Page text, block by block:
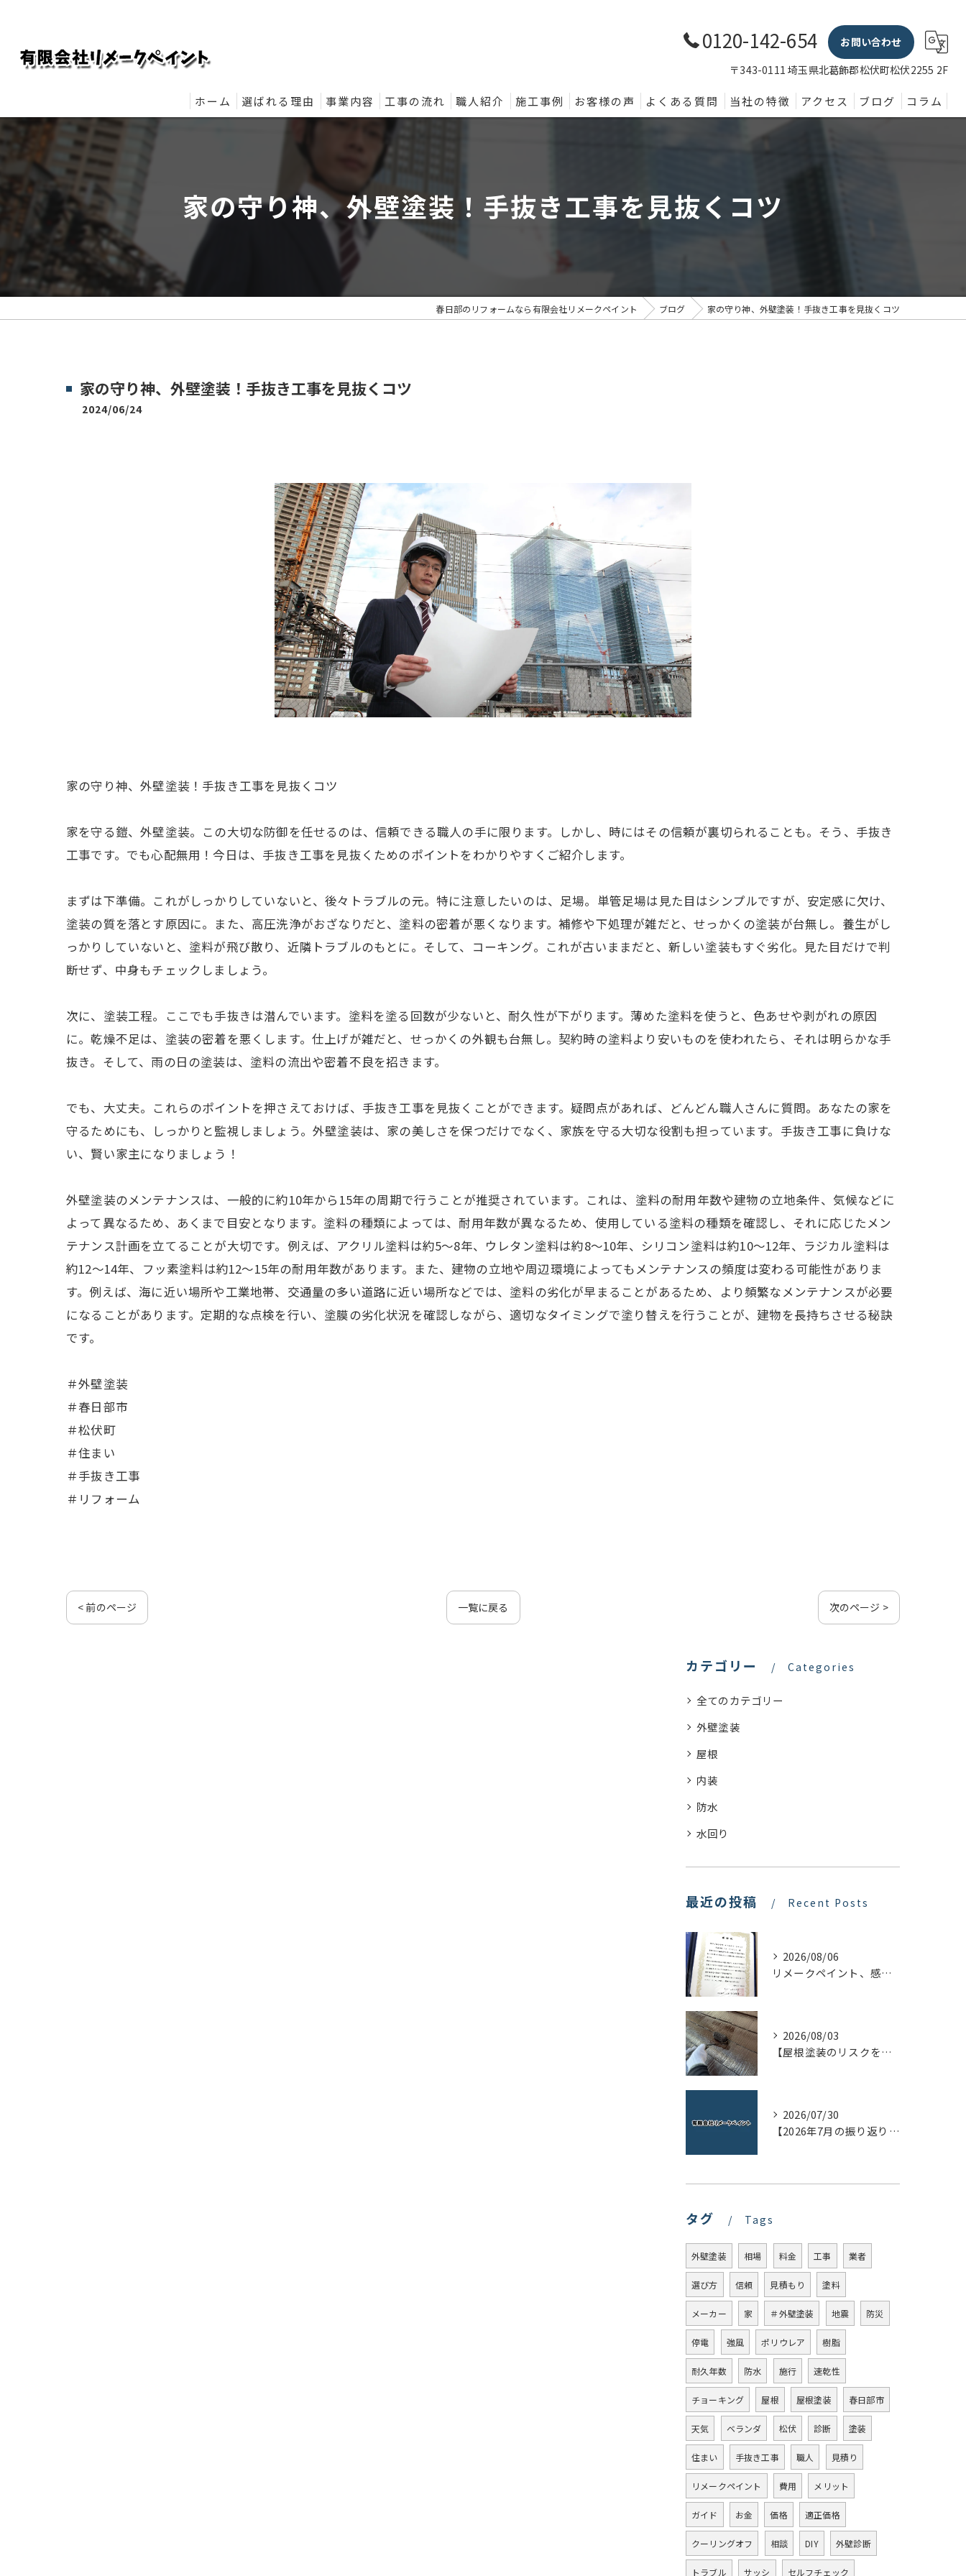
0120-142-654
お問い合わせ
〒343-0111 埼玉県北葛飾郡松伏町松伏2255 2F
ホーム 選ばれる理由
リメークペイントの外壁塗装プラン
事業内容 工事の流れ 職人紹介 施工事例 お客様の声 よくある質問 当社の特徴
外壁塗装
内装
アクセス ブログ コラム
家の守り神、外壁塗装！手抜き工事を見抜くコツ
春日部のリフォームなら有限会社リメークペイント ブログ 家の守り神、外壁塗装！手抜き工事を見抜くコツ
家の守り神、外壁塗装！手抜き工事を見抜くコツ
2024/06/24
家の守り神、外壁塗装！手抜き工事を見抜くコツ
家を守る鎧、外壁塗装。この大切な防御を任せるのは、信頼できる職人の手に限ります。しかし、時にはその信頼が裏切られることも。そう、手抜き
工事です。でも心配無用！今日は、手抜き工事を見抜くためのポイントをわかりやすくご紹介します。
まずは下準備。これがしっかりしていないと、後々トラブルの元。特に注意したいのは、足場。単管足場は見た目はシンプルですが、安定感に欠け、
塗装の質を落とす原因に。また、高圧洗浄がおざなりだと、塗料の密着が悪くなります。補修や下処理が雑だと、せっかくの塗装が台無し。養生がし
っかりしていないと、塗料が飛び散り、近隣トラブルのもとに。そして、コーキング。これが古いままだと、新しい塗装もすぐ劣化。見た目だけで判
断せず、中身もチェックしましょう。
次に、塗装工程。ここでも手抜きは潜んでいます。塗料を塗る回数が少ないと、耐久性が下がります。薄めた塗料を使うと、色あせや剥がれの原因
に。乾燥不足は、塗装の密着を悪くします。仕上げが雑だと、せっかくの外観も台無し。契約時の塗料より安いものを使われたら、それは明らかな手
抜き。そして、雨の日の塗装は、塗料の流出や密着不良を招きます。
でも、大丈夫。これらのポイントを押さえておけば、手抜き工事を見抜くことができます。疑問点があれば、どんどん職人さんに質問。あなたの家を
守るためにも、しっかりと監視しましょう。外壁塗装は、家の美しさを保つだけでなく、家族を守る大切な役割も担っています。手抜き工事に負けな
い、賢い家主になりましょう！
外壁塗装のメンテナンスは、一般的に約10年から15年の周期で行うことが推奨されています。これは、塗料の耐用年数や建物の立地条件、気候などに
よって異なるため、あくまで目安となります。塗料の種類によっては、耐用年数が異なるため、使用している塗料の種類を確認し、それに応じたメン
テナンス計画を立てることが大切です。例えば、アクリル塗料は約5～8年、ウレタン塗料は約8～10年、シリコン塗料は約10～12年、ラジカル塗料は
約12～14年、フッ素塗料は約12～15年の耐用年数があります。また、建物の立地や周辺環境によってもメンテナンスの頻度は変わる可能性がありま
す。例えば、海に近い場所や工業地帯、交通量の多い道路に近い場所などでは、塗料の劣化が早まることがあるため、より頻繁なメンテナンスが必要
になることがあります。定期的な点検を行い、塗膜の劣化状況を確認しながら、適切なタイミングで塗り替えを行うことが、建物を長持ちさせる秘訣
です。
＃外壁塗装
＃春日部市
＃松伏町
＃住まい
＃手抜き工事
＃リフォーム
< 前のページ 一覧に戻る 次のページ >
カテゴリー Categories
全てのカテゴリー
外壁塗装
屋根
内装
防水
水回り
最近の投稿 Recent Posts
2026/08/06
リメークペイント、感謝状を頂く！
2026/08/03
【屋根塗装のリスクを下げる！】屋根の点検はドローンで！
2026/07/30
【2026年7月の振り返り】リメークペイントブログまとめ
タグ Tags
外壁塗装 相場 料金 工事 業者
選び方 信頼 見積もり 塗料
メーカー 家 ＃外壁塗装 地震 防災
停電 強風 ポリウレア 樹脂
耐久年数 防水 施行 速乾性
チョーキング 屋根 屋根塗装 春日部市
天気 ベランダ 松伏 診断 塗装
住まい 手抜き工事 職人 見積り
リメークペイント 費用 メリット
ガイド お金 価格 適正価格
クーリングオフ 相談 DIY 外壁診断
トラブル サッシ セルフチェック